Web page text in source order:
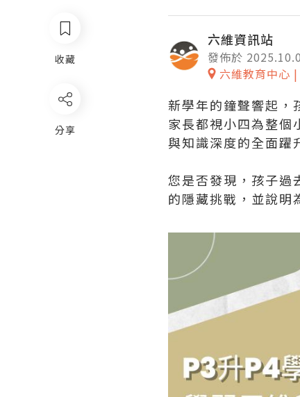
收藏
分享
六維資訊站
發佈於
六維教育中心
新學年的鐘聲響起，
家長都視小四為整個
與知識深度的全面躍
您是否發現，孩子過
的隱藏挑戰，並說明